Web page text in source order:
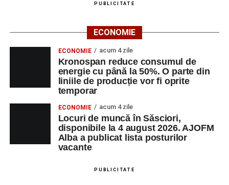
Ora 18.00– Activități recreative pentru copii, susținute de
trupele de teatru„Gepetto”și„Pied Piper”
Seară cu tradiții săsești, cu participarea:
Fanfarei din Petrești;
Trupei de Dansuri Săsești;
Alexandrei Pamfilie;
Alfred Dahinten.
– Proiecție cinematografică:
PUBLICITATE
ECONOMIE
ECONOMIE acum 4 zile
Kronospan reduce consumul de
energie cu până la 50%. O parte din
liniile de producție vor fi oprite
temporar
ECONOMIE acum 4 zile
Locuri de muncă în Săsciori,
disponibile la 4 august 2026. AJOFM
Alba a publicat lista posturilor
vacante
PUBLICITATE